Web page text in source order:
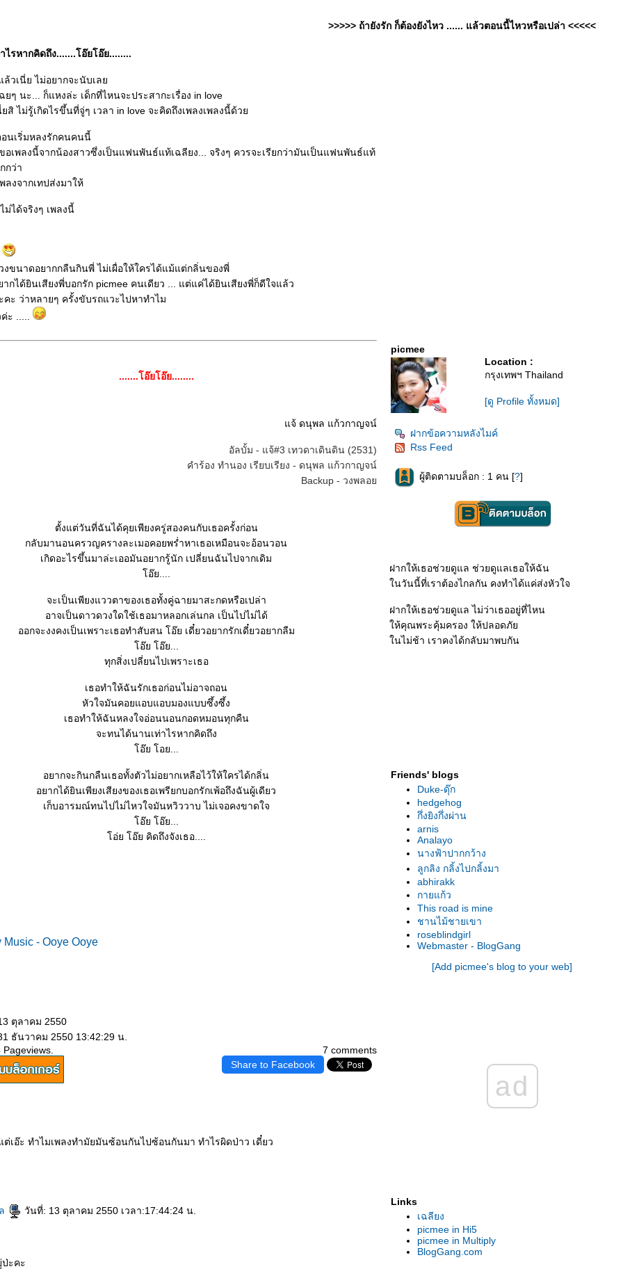
>>>>> ถ้ายังรัก ก็ต้องยังไหว ...... แล้วตอนนี้ไหวหรือเปล่า <<<<<
ไรหากคิดถึง.......โอ๊ยโอ๊ย........
ล้วเนี่ย ไม่อยากจะนับเล
ยๆ นะ... ก็แหงล่ะ เด็กที่ไหนจะประสากะเรื่อง in love
ไม่รู้เกิดไรขึ้นที่จู่ๆ เวลา in love จะคิดถึงเพลงเพลงนี้ด้ว
อนเริ่มหลงรักคนคนนี้
อเพลงนี้จากน้องสาวซึ่งเป็นแฟนพันธ์แท้เฉลียง... จริงๆ ควรจะเรียกว่ามันเป็นแฟนพันธ์แท้
กว่า
งจากเทปส่งมาให้
ม่ได้จริงๆ เพลงนี้
งขนาดอยากกลืนกินพี่ ไม่เผื่อให้ใครได้แม้แต่กลิ่นของพี่
ากได้ยินเสียงพี่บอกรัก picmee คนเดียว ... แต่แค่ได้ยินเสียงพี่ก็ดีใจแล้ว
คะ ว่าหลายๆ ครั้งขับรถแวะไปหาทำไม
ะ .....
.......โอ๊ยโอ๊ย........
จ้ ดนุพล แก้วกาญจน์
อัลบั้ม - แจ้#3 เทวดาเดินดิน (2531)
คำร้อง ทำนอง เรียบเรียง - ดนุพล แก้วกาญจน์
Backup - วงพลอ
ตั้งแต่วันที่ฉันได้คุยเพียงครู่สองคนกับเธอครั้งก่อน
กลับมานอนครวญครางละเมอคอยพร่ำหาเธอเหมือนจะอ้อนวอน
เกิดอะไรขึ้นมาล่ะเออมันอยากรู้นัก เปลี่ยนฉันไปจากเดิม
อ๊ย....
จะเป็นเพียงแววตาของเธอทั้งคู่ฉายมาสะกดหรือเปล่า
อาจเป็นดาวดวงใดใช้เธอมาหลอกเล่นกล เป็นไปไม่ได้
ออกจะงงคงเป็นเพราะเธอทำสับสน โอ๊ย เดี๋ยวอยากรักเดี๋ยวอยากลืม
อ๊ย โอ๊ย...
ทุกสิ่งเปลี่ยนไปเพราะเธอ
เธอทำให้ฉันรักเธอก่อนไม่อาจถอน
หัวใจมันคอยแอบแอบมองแบบซึ้งซึ้ง
เธอทำให้ฉันหลงใจอ่อนนอนกอดหมอนทุกคืน
จะทนได้นานเท่าไรหากคิดถึง
อ๊ย โอย...
อยากจะกินกลืนเธอทั้งตัวไม่อยากเหลือไว้ให้ใครได้กลิ่น
อยากได้ยินเพียงเสียงของเธอเพรียกบอกรักเพ้อถึงฉันผู้เดียว
เก็บอารมณ์ทนไปไม่ไหวใจมันหวิววาบ ไม่เจอคงขาดใจ
อ๊ย โอ๊ย...
อ่ย โอ๊ย คิดถึงจังเธอ....
Music - Ooye Ooye
ตุลาคม 2550
ธันวาคม 2550 13:42:29 น.
7 comments
Share to Facebook
ต่เอ๊ะ ทำไมเพลงทำมัยมันซ้อนกันไปซ้อนกันมา ทำไรผิดป่าว เดี๋ยว
วันที่: 13 ตุลาคม 2550 เวลา:17:44:24 น.
ะคะ
picmee
Location :
กรุงเทพฯ Thailand
[ดู Profile ทั้งหมด]
ฝากข้อความหลังไมค์
Rss Feed
ผู้ติดตามบล็อก : 1 คน [?]
ฝากให้เธอช่วยดูแล ช่วยดูแลเธอให้ฉัน
นวันนี้ที่เราต้องไกลกัน คงทำได้แค่ส่งหัวใจ
ฝากให้เธอช่วยดูแล ไม่ว่าเธออยู่ที่ไหน
ห้คุณพระคุ้มครอง ให้ปลอดภั
นไม่ช้า เราคงได้กลับมาพบกัน
Friends' blogs
Duke-ดุ๊ก
hedgehog
กึ่งยิงกึ่งผ่าน
arnis
Analayo
นางฟ้าปากกว้าง
ลูกลิง กลิ้งไปกลิ้งมา
abhirakk
กายแก้ว
This road is mine
ชานไม้ชายเขา
roseblindgirl
Webmaster - BlogGang
[Add picmee's blog to your web]
ad
Links
เฉลียง
picmee in Hi5
picmee in Multiply
BlogGang.com